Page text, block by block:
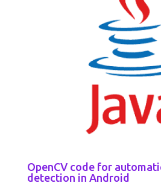
OpenCV code for
detection in Android